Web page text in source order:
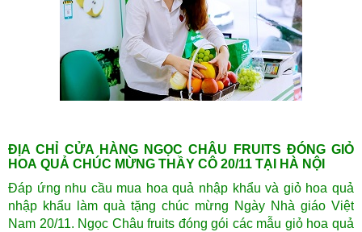
ĐỊA CHỈ CỬA HÀNG NGỌC CHÂU FRUITS ĐÓNG GIỎ
HOA QUẢ CHÚC MỪNG THẦY CÔ 20/11 TẠI HÀ NỘI
Đáp ứng nhu cầu mua hoa quả nhập khẩu và giỏ hoa quả
nhập khẩu làm quà tặng chúc mừng Ngày Nhà giáo Việt
Nam 20/11. Ngọc Châu fruits đóng gói các mẫu giỏ hoa quả